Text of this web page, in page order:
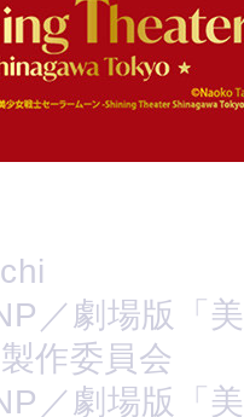
／劇場版「
作委員会
／劇場版「